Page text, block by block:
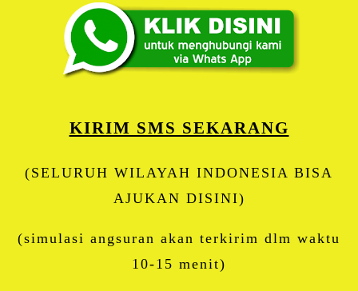
KIRIM SMS SEKARANG
(SELURUH WILAYAH INDONESIA BISA
AJUKAN DISINI)
(simulasi angsuran akan terkirim dlm waktu
10-15 menit)